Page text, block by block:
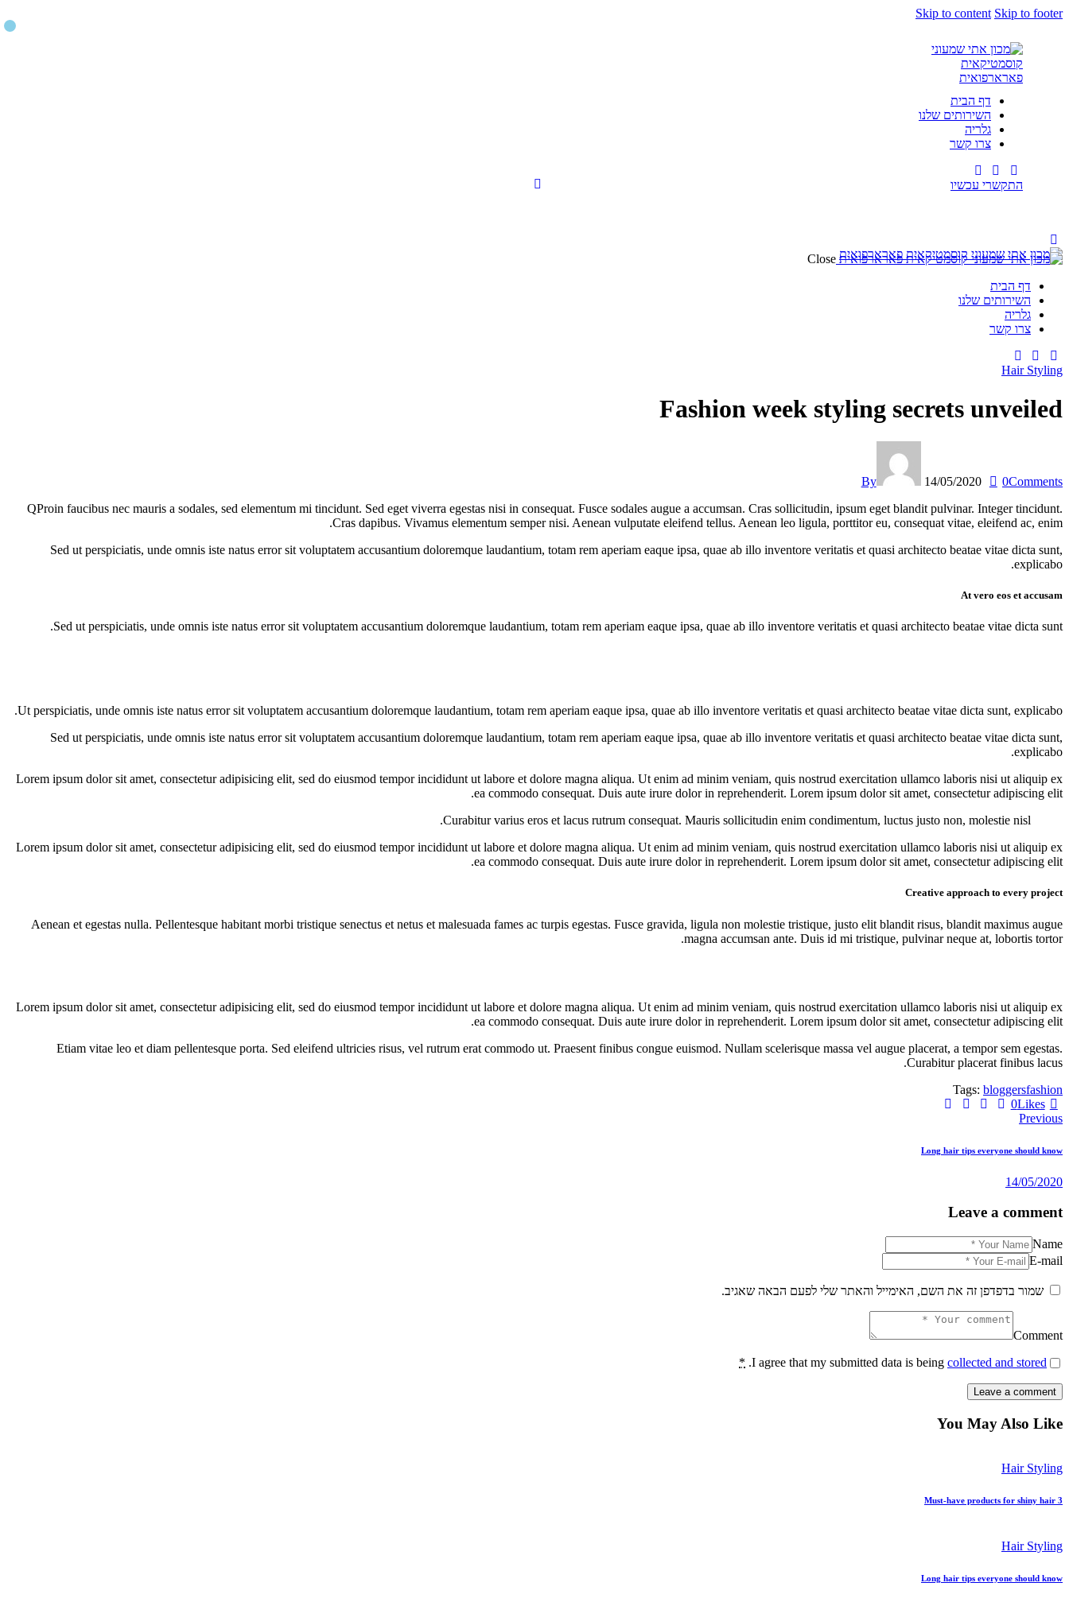
Skip to content Skip to footer
דף הבית
השירותים שלנו
גלריה
צרו קשר
התקשרי עכשיו
Close
דף הבית
השירותים שלנו
גלריה
צרו קשר
Hair Styling
Fashion week styling secrets unveiled
By 14/05/2020 0Comments
QProin faucibus nec mauris a sodales, sed elementum mi tincidunt. Sed eget viverra egestas nisi in consequat. Fusce sodales augue a accumsan. Cras sollicitudin, ipsum eget blandit pulvinar. Integer tincidunt.
Cras dapibus. Vivamus elementum semper nisi. Aenean vulputate eleifend tellus. Aenean leo ligula, porttitor eu, consequat vitae, eleifend ac, enim.
Sed ut perspiciatis, unde omnis iste natus error sit voluptatem accusantium doloremque laudantium, totam rem aperiam eaque ipsa, quae ab illo inventore veritatis et quasi architecto beatae vitae dicta sunt,
explicabo.
At vero eos et accusam
Sed ut perspiciatis, unde omnis iste natus error sit voluptatem accusantium doloremque laudantium, totam rem aperiam eaque ipsa, quae ab illo inventore veritatis et quasi architecto beatae vitae dicta sunt.
Ut perspiciatis, unde omnis iste natus error sit voluptatem accusantium doloremque laudantium, totam rem aperiam eaque ipsa, quae ab illo inventore veritatis et quasi architecto beatae vitae dicta sunt, explicabo.
Sed ut perspiciatis, unde omnis iste natus error sit voluptatem accusantium doloremque laudantium, totam rem aperiam eaque ipsa, quae ab illo inventore veritatis et quasi architecto beatae vitae dicta sunt,
explicabo.
Lorem ipsum dolor sit amet, consectetur adipisicing elit, sed do eiusmod tempor incididunt ut labore et dolore magna aliqua. Ut enim ad minim veniam, quis nostrud exercitation ullamco laboris nisi ut aliquip ex
ea commodo consequat. Duis aute irure dolor in reprehenderit. Lorem ipsum dolor sit amet, consectetur adipiscing elit.
Curabitur varius eros et lacus rutrum consequat. Mauris sollicitudin enim condimentum, luctus justo non, molestie nisl.
Lorem ipsum dolor sit amet, consectetur adipisicing elit, sed do eiusmod tempor incididunt ut labore et dolore magna aliqua. Ut enim ad minim veniam, quis nostrud exercitation ullamco laboris nisi ut aliquip ex
ea commodo consequat. Duis aute irure dolor in reprehenderit. Lorem ipsum dolor sit amet, consectetur adipiscing elit.
Creative approach to every project
Aenean et egestas nulla. Pellentesque habitant morbi tristique senectus et netus et malesuada fames ac turpis egestas. Fusce gravida, ligula non molestie tristique, justo elit blandit risus, blandit maximus augue
magna accumsan ante. Duis id mi tristique, pulvinar neque at, lobortis tortor.
Lorem ipsum dolor sit amet, consectetur adipisicing elit, sed do eiusmod tempor incididunt ut labore et dolore magna aliqua. Ut enim ad minim veniam, quis nostrud exercitation ullamco laboris nisi ut aliquip ex
ea commodo consequat. Duis aute irure dolor in reprehenderit. Lorem ipsum dolor sit amet, consectetur adipiscing elit.
Etiam vitae leo et diam pellentesque porta. Sed eleifend ultricies risus, vel rutrum erat commodo ut. Praesent finibus congue euismod. Nullam scelerisque massa vel augue placerat, a tempor sem egestas.
Curabitur placerat finibus lacus.
Tags: bloggersfashion
0Likes
ניווט
Previous
Long hair tips everyone should know
14/05/2020
Leave a comment
Name
E-mail
שמור בדפדפן זה את השם, האימייל והאתר שלי לפעם הבאה שאגיב.
Comment
I agree that my submitted data is being collected and stored
.
*
You May Also Like
Hair Styling
3 Must-have products for shiny hair
Hair Styling
Long hair tips everyone should know